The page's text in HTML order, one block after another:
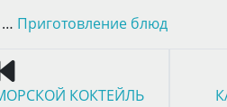
… Приготовление блюд
КОКТЕЙЛЬ